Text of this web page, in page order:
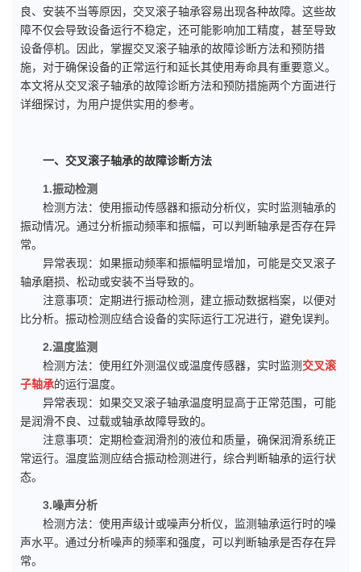
良、安装不当等原因，交叉滚子轴承容易出现各种故障。这些故
障不仅会导致设备运行不稳定，还可能影响加工精度，甚至导致
设备停机。因此，掌握交叉滚子轴承的故障诊断方法和预防措
施，对于确保设备的正常运行和延长其使用寿命具有重要意义。
本文将从交叉滚子轴承的故障诊断方法和预防措施两个方面进行
详细探讨，为用户提供实用的参考。
一、交叉滚子轴承的故障诊断方法
1.振动检测
检测方法：使用振动传感器和振动分析仪，实时监测轴承的
振动情况。通过分析振动频率和振幅，可以判断轴承是否存在异
常。
异常表现：如果振动频率和振幅明显增加，可能是交叉滚子
轴承磨损、松动或安装不当导致的。
注意事项：定期进行振动检测，建立振动数据档案，以便对
比分析。振动检测应结合设备的实际运行工况进行，避免误判。
2.温度监测
检测方法：使用红外测温仪或温度传感器，实时监测 交叉滚
子轴承的运行温度。
异常表现：如果交叉滚子轴承温度明显高于正常范围，可能
是润滑不良、过载或轴承故障导致的。
注意事项：定期检查润滑剂的液位和质量，确保润滑系统正
常运行。温度监测应结合振动检测进行，综合判断轴承的运行状
态。
3.噪声分析
检测方法：使用声级计或噪声分析仪，监测轴承运行时的噪
声水平。通过分析噪声的频率和强度，可以判断轴承是否存在异
常。